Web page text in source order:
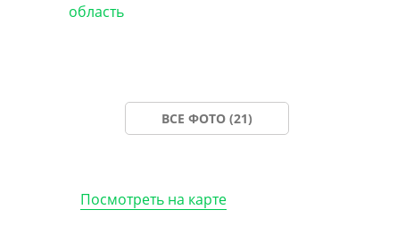
ВСЕ ФОТО (21)
Посмотреть на карте